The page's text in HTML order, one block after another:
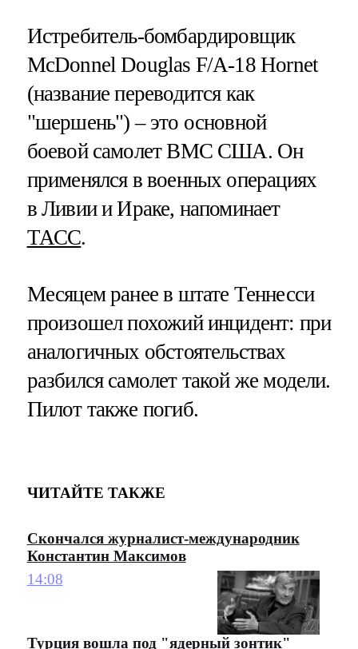
Истребитель-бомбардировщик
McDonnel Douglas F/A-18 Hornet
(название переводится как
"шершень") – это основной
боевой самолет ВМС США. Он
применялся в военных операциях
в Ливии и Ираке, напоминает
ТАСС.
Месяцем ранее в штате Теннесси
произошел похожий инцидент: при
аналогичных обстоятельствах
разбился самолет такой же модели.
Пилот также погиб.
ЧИТАЙТЕ ТАКЖЕ
Скончался журналист-международник
Константин Максимов
14:08
Турция вошла под "ядерный зонтик"